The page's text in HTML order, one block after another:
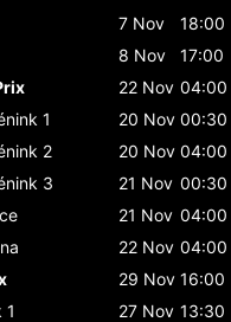
7 Nov
18:00
8 Nov
17:00
22 Nov 04:00
1 20 Nov 00:30
2 20 Nov 04:00
3 21 Nov 00:30
21 Nov 04:00
22 Nov 04:00
29 Nov 16:00
1 27 Nov 13:30